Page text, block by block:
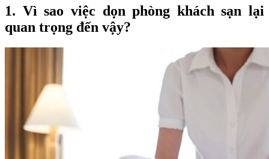
1. Vì sao việc dọn phòng khách sạn lại
quan trọng đến vậy?